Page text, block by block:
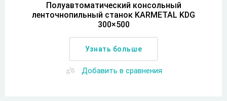
Полуавтоматический консольный
ленточнопильный станок KARMETAL KDG
300×500
Узнать больше
Добавить в сравнения